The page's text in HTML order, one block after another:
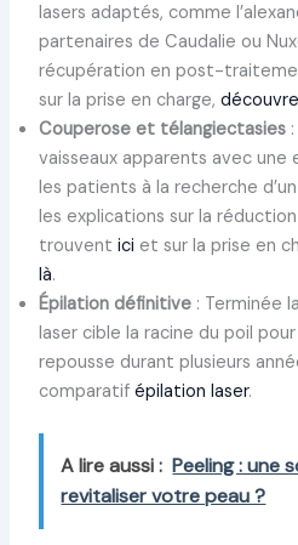
lasers adaptés, comme
partenaires de Caudalie ou
récupération en post-
sur la prise en charge,
Couperose et télangiectasies:
vaisseaux apparents avec
les patients à la recherche
les explications sur la
trouvent ici et sur la prise en
là.
Épilation définitive: Terminée
laser cible la racine du poil
repousse durant plusieurs
comparatif épilation laser.
A lire aussi : Peeling : une
revitaliser votre peau ?